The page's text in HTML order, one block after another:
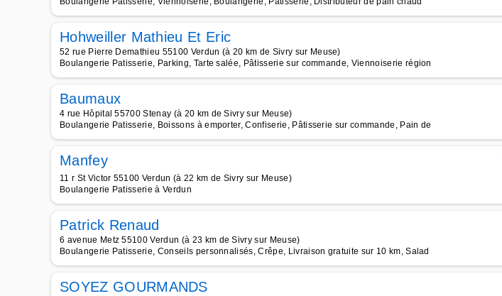
Hohweiller Mathieu Et Eric
52 rue Pierre Demathieu 55100 Verdun (à 20 km de Sivry sur Meuse)
Boulangerie Patisserie, Parking, Tarte salée, Pâtisserie sur commande, Viennoiserie région
Baumaux
4 rue Hôpital 55700 Stenay (à 20 km de Sivry sur Meuse)
Boulangerie Patisserie, Boissons à emporter, Confiserie, Pâtisserie sur commande, Pain de
Manfey
11 r St Victor 55100 Verdun (à 22 km de Sivry sur Meuse)
Boulangerie Patisserie à Verdun
Patrick Renaud
6 avenue Metz 55100 Verdun (à 23 km de Sivry sur Meuse)
Boulangerie Patisserie, Conseils personnalisés, Crêpe, Livraison gratuite sur 10 km, Salad
SOYEZ GOURMANDS